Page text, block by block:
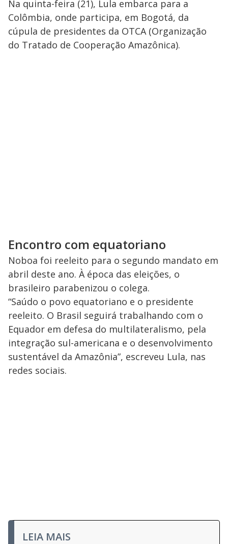
Na quinta-feira (21), Lula embarca para a
Colômbia, onde participa, em Bogotá, da
cúpula de presidentes da OTCA (Organização
do Tratado de Cooperação Amazônica).
Encontro com equatoriano
Noboa foi reeleito para o segundo mandato em
abril deste ano. À época das eleições, o
brasileiro parabenizou o colega.
“Saúdo o povo equatoriano e o presidente
reeleito. O Brasil seguirá trabalhando com o
Equador em defesa do multilateralismo, pela
integração sul-americana e o desenvolvimento
sustentável da Amazônia”, escreveu Lula, nas
redes sociais.
LEIA MAIS